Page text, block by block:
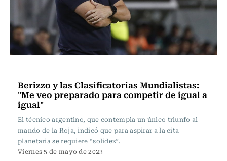
Berizzo y las Clasificatorias Mundialistas:
"Me veo preparado para competir de igual a
igual"
El técnico argentino, que contempla un único triunfo al
mando de la Roja, indicó que para aspirar a la cita
planetaria se requiere “solidez”.
Viernes 5 de mayo de 2023